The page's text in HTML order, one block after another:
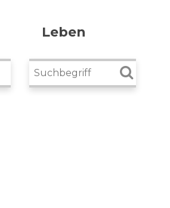
Leben
Suchbegriff